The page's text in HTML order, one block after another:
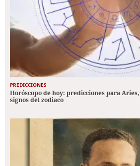
PREDICCIONES
Horóscopo de hoy: predicciones para
signos del zodiaco